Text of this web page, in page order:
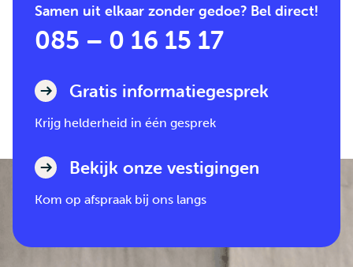
Samen uit elkaar zonder gedoe? Bel direct!
085 – 0 16 15 17
Gratis informatiegesprek
Krijg helderheid in één gesprek
Bekijk onze vestigingen
Kom op afspraak bij ons langs